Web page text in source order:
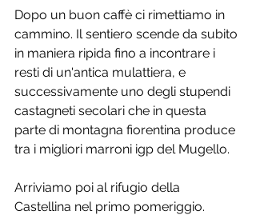
Dopo un buon caffè ci rimettiamo in
cammino. Il sentiero scende da subito
in maniera ripida fino a incontrare i
resti di un'antica mulattiera, e
successivamente uno degli stupendi
castagneti secolari che in questa
parte di montagna fiorentina produce
tra i migliori marroni igp del Mugello.
Arriviamo poi al rifugio della
Castellina nel primo pomeriggio.